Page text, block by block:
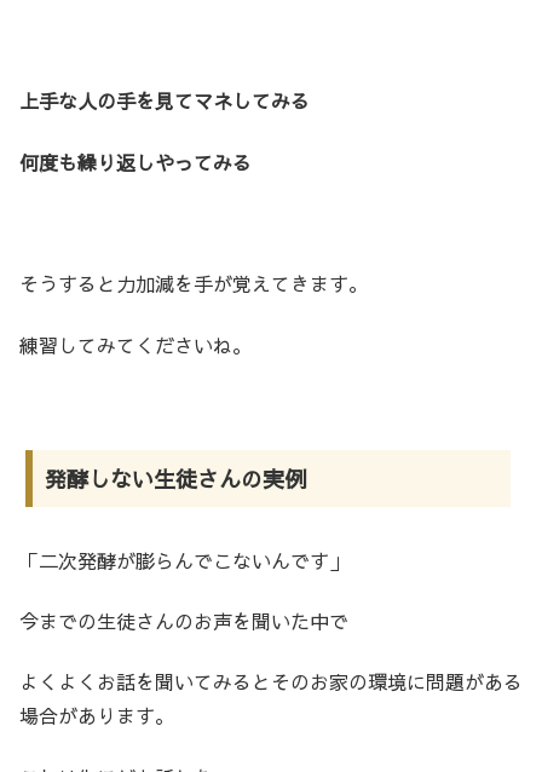
上手な人の手を見てマネしてみる
何度も繰り返しやってみる
そうすると力加減を手が覚えてきます。
練習してみてくださいね。
発酵しない生徒さんの実例
「二次発酵が膨らんでこないんです」
今までの生徒さんのお声を聞いた中で
よくよくお話を聞いてみるとそのお家の環境に問題がある
場合があります。